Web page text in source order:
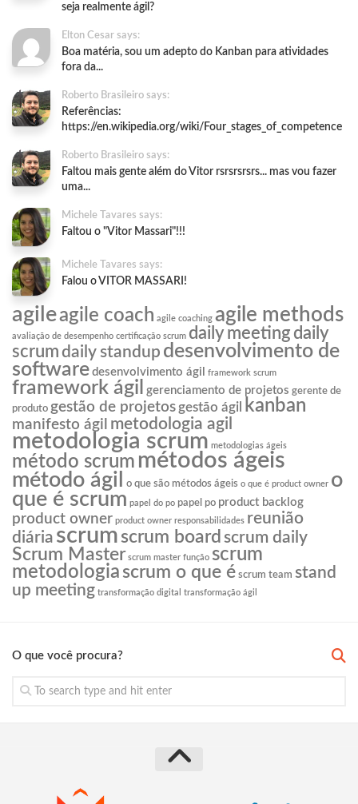
seja realmente ágil?
Elton Cesar says:
Boa matéria, sou um adepto do Kanban para atividades
fora da...
Roberto Brasileiro says:
Referências:
https://en.wikipedia.org/wiki/Four_stages_of_competence
Roberto Brasileiro says:
Faltou mais gente além do Vitor rsrsrsrsrs... mas vou fazer
uma...
Michele Tavares says:
Faltou o "Vitor Massari"!!!
Michele Tavares says:
Falou o VITOR MASSARI!
agileagile coach agile coaching agile methods
avaliação de desempenho certificação scrum daily meeting daily
scrumdaily standup desenvolvimento de
software desenvolvimento ágil framework scrum
framework ágil gerenciamento de projetos gerente de
produto gestão de projetos gestão ágil kanban
manifesto ágil metodologia agil
metodologia scrum metodologias ágeis
método scrum métodos ágeis
método ágil o que são métodos ágeis o que é product owner o
que é scrum papel do po papel po product backlog
product owner product owner responsabilidades reunião
diária scrum scrum board scrum daily
Scrum Master scrum master função scrum
metodologia scrum o que é scrum team stand
up meeting transformação digital transformação ágil
O que você procura?